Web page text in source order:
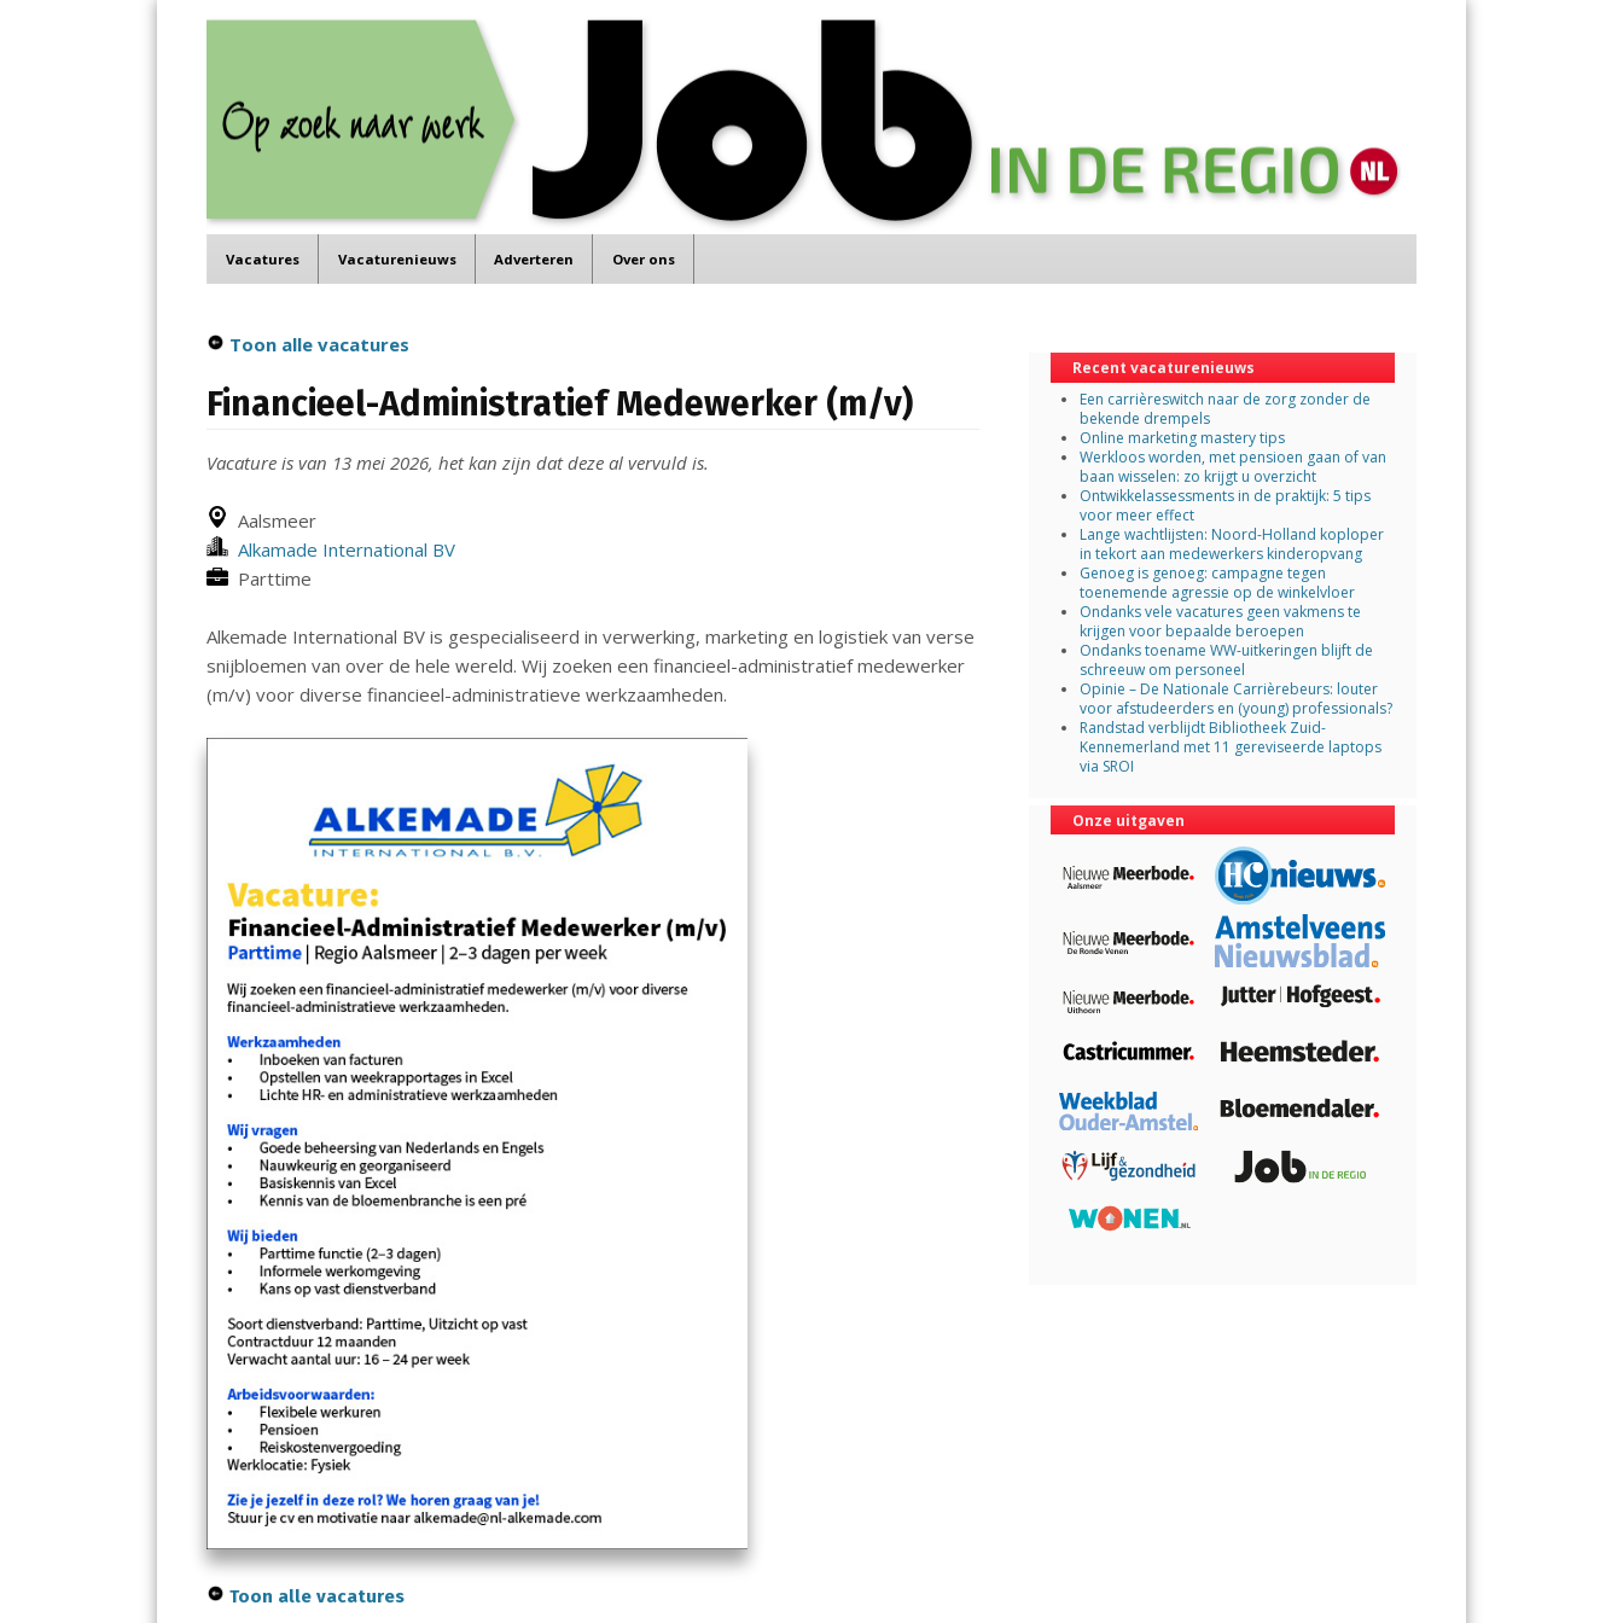
Menu
Vacatures Vacaturenieuws Adverteren Over ons
Toon alle vacatures
Financieel-Administratief Medewerker (m/v)
Vacature is van 13 mei 2026, het kan zijn dat deze al vervuld is.
Aalsmeer
Alkamade International BV
Parttime
Alkemade International BV is gespecialiseerd in verwerking, marketing en logistiek van verse
snijbloemen van over de hele wereld. Wij zoeken een financieel-administratief medewerker
(m/v) voor diverse financieel-administratieve werkzaamheden.
Toon alle vacatures
Recent vacaturenieuws
Een carrièreswitch naar de zorg zonder de
bekende drempels
Online marketing mastery tips
Werkloos worden, met pensioen gaan of van
baan wisselen: zo krijgt u overzicht
Ontwikkelassessments in de praktijk: 5 tips
voor meer effect
Lange wachtlijsten: Noord-Holland koploper
in tekort aan medewerkers kinderopvang
Genoeg is genoeg: campagne tegen
toenemende agressie op de winkelvloer
Ondanks vele vacatures geen vakmens te
krijgen voor bepaalde beroepen
Ondanks toename WW-uitkeringen blijft de
schreeuw om personeel
Opinie – De Nationale Carrièrebeurs: louter
voor afstudeerders en (young) professionals?
Randstad verblijdt Bibliotheek Zuid-
Kennemerland met 11 gereviseerde laptops
via SROI
Onze uitgaven